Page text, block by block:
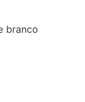
branco